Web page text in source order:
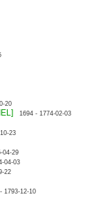
20
1694 - 1774-02-03
23
04-29
04-03
22
1793-12-10